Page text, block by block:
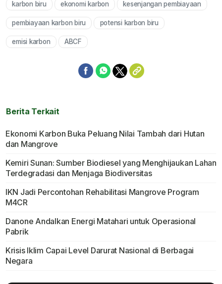
Mute
karbon biru ekonomi karbon kesenjangan pembiayaan
pembiayaan karbon biru potensi karbon biru
emisi karbon ABCF
Berita Terkait
Ekonomi Karbon Buka Peluang Nilai Tambah dari Hutan
dan Mangrove
Kemiri Sunan: Sumber Biodiesel yang Menghijaukan Lahan
Terdegradasi dan Menjaga Biodiversitas
IKN Jadi Percontohan Rehabilitasi Mangrove Program
M4CR
Danone Andalkan Energi Matahari untuk Operasional
Pabrik
Krisis Iklim Capai Level Darurat Nasional di Berbagai
Negara